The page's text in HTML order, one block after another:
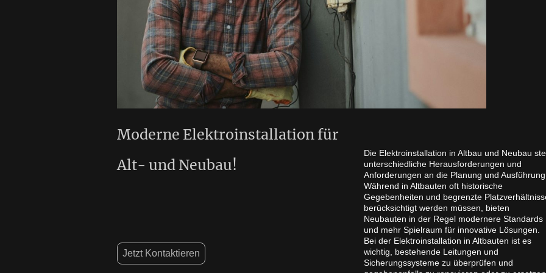
Moderne Elektroinstallation für
Alt- und Neubau!
Die Elektroinstallation in Altbau und Neubau
unterschiedliche Herausforderungen und
Anforderungen an die Planung und Ausführung.
Während in Altbauten oft historische
Gegebenheiten und begrenzte
berücksichtigt werden müssen, bieten
Neubauten in der Regel modernere Standards
und mehr Spielraum für innovative Lösungen.
Bei der Elektroinstallation in Altbauten ist es
wichtig, bestehende Leitungen und
Sicherungssysteme zu überprüfen und
Jetzt Kontaktieren